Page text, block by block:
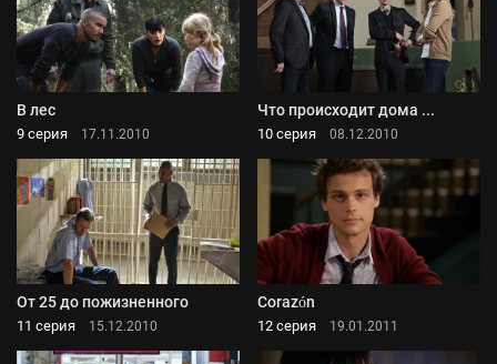
В лес
9 серия 17.11.2010
Что происходит дома ...
10 серия 08.12.2010
От 25 до пожизненного
11 серия 15.12.2010
Corazón
12 серия 19.01.2011